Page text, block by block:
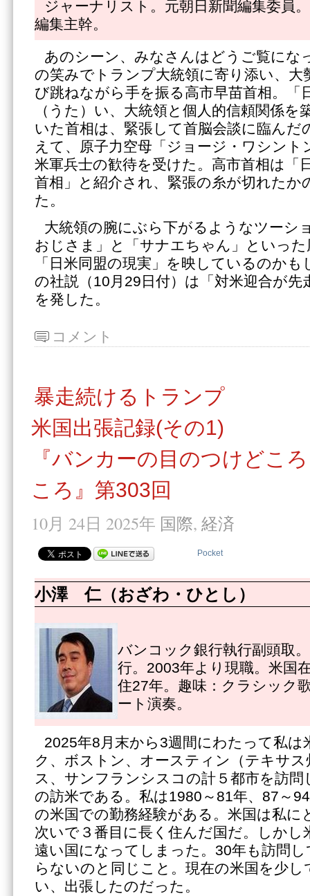
ジャーナリスト。元朝日新聞編集委員
編集主幹。
あのシーン、みなさんはどうご覧にな
の笑みでトランプ大統領に寄り添い、大
び跳ねながら手を振る高市早苗首相。「
（うた）い、大統領と個人的信頼関係
いた首相は、緊張して首脳会談に臨んだ
えて、原子力空母「ジョージ・ワシント
米軍兵士の歓待を受けた。高市首相は「
首相」と紹介され、緊張の糸が切れたか
た。
大統領の腕にぶら下がるようなツーシ
おじさま」と「サナエちゃん」といっ
「日米同盟の現実」を映しているのか
の社説（10月29日付）は「対米迎合が先
を発した。
コメント
暴走続けるトランプ
米国出張記録(その1)
『バンカーの目のつけどこ
ころ』第303回
10月 24日 2025年 国際, 経済
Pocket
小澤 仁（おざわ・ひとし）
バンコック銀行執行副頭取
行。2003年より現職。米国
住27年。趣味：クラシック
ート演奏。
2025年8月末から3週間にわたって私は
ク、ボストン、オースティン（テキサ
ス、サンフランシスコの計５都市を訪
の訪米である。私は1980～81年、87～
の米国での勤務経験がある。米国は私に
次いで３番目に長く住んだ国だ。しかし
遠い国になってしまった。30年も訪問
らないのと同じこと。現在の米国を少
い、出張したのだった。